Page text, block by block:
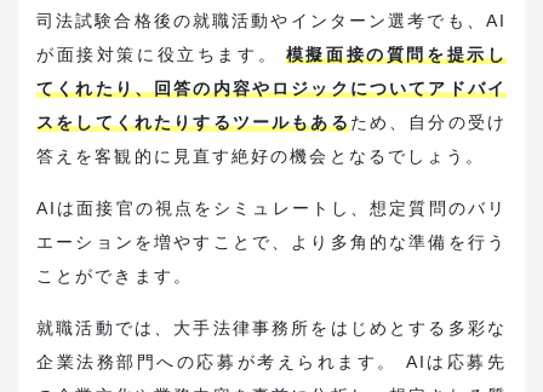
司法試験合格後の就職活動やインターン選考でも、AI
が面接対策に役立ちます。 模擬面接の質問を提示し
てくれたり、回答の内容やロジックについてアドバイ
スをしてくれたりするツールもあるため、自分の受け
答えを客観的に見直す絶好の機会となるでしょう。
AIは面接官の視点をシミュレートし、想定質問のバリ
エーションを増やすことで、より多角的な準備を行う
ことができます。
就職活動では、大手法律事務所をはじめとする多彩な
企業法務部門への応募が考えられます。 AIは応募先